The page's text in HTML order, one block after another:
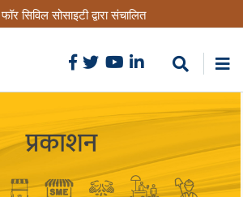
सिविल सोसाइटी द्वारा संचालित